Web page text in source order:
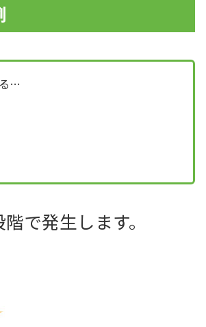
…
で発生します。